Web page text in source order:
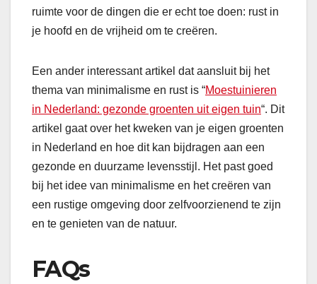
ruimte voor de dingen die er echt toe doen: rust in
je hoofd en de vrijheid om te creëren.
Een ander interessant artikel dat aansluit bij het
thema van minimalisme en rust is “Moestuinieren
in Nederland: gezonde groenten uit eigen tuin“. Dit
artikel gaat over het kweken van je eigen groenten
in Nederland en hoe dit kan bijdragen aan een
gezonde en duurzame levensstijl. Het past goed
bij het idee van minimalisme en het creëren van
een rustige omgeving door zelfvoorzienend te zijn
en te genieten van de natuur.
FAQs